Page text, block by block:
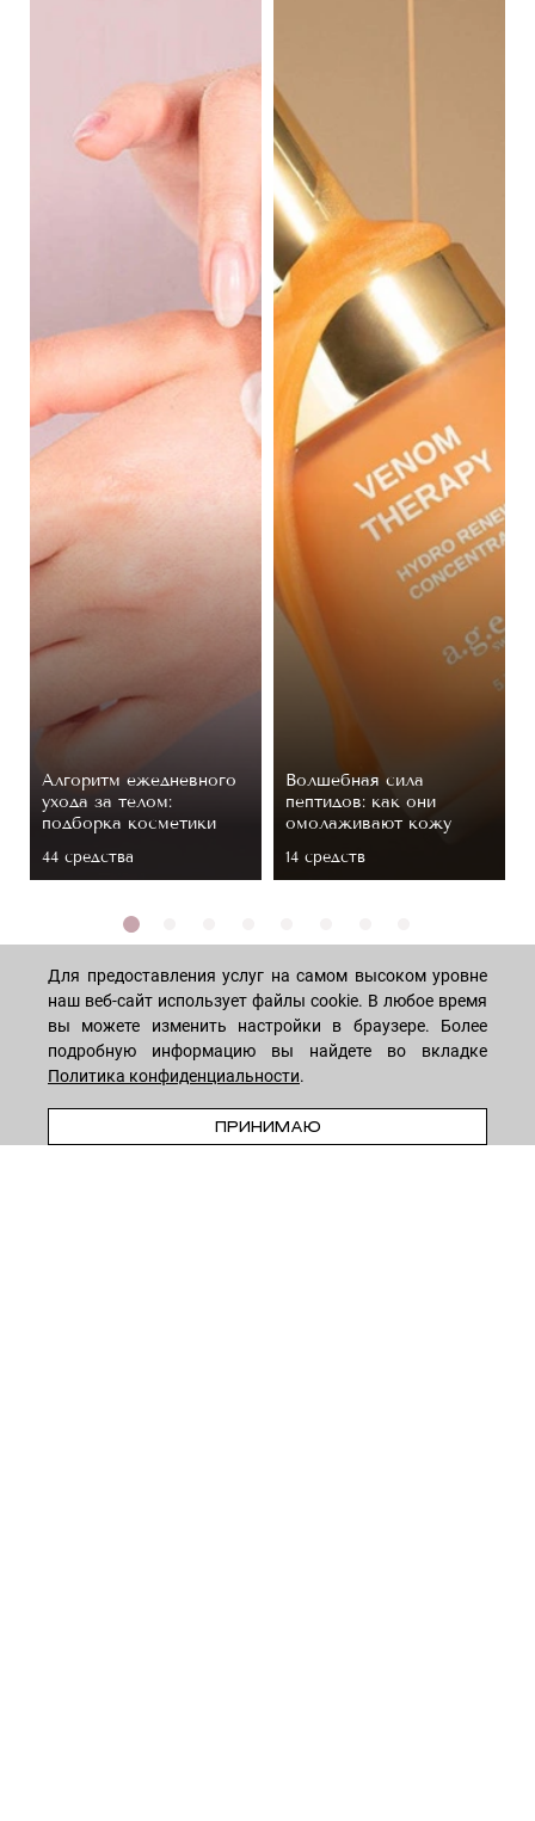
В КОРЗИНУ
Алгоритм ежедневного
ухода за телом:
подборка косметики
44 средствa
Волшебная сила
пептидов: как они
омолаживают кожу
14 средств
МАГАЗИН
Мужчинам
ПОКУПАТЕЛЯМ
Для предоставления услуг на самом высоком уровне
наш веб-сайт использует файлы cookie. В любое время
вы можете изменить настройки в браузере. Более
подробную информацию вы найдете во вкладке
Политика конфиденциальности.
ПРИНИМАЮ